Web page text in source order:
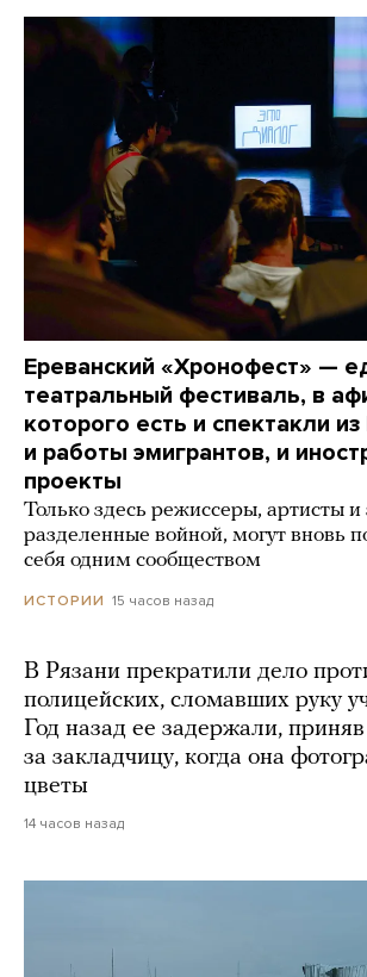
Ереванский «Хронофест» —
театральный фестиваль, в
которого есть и спектакли из
и работы эмигрантов, и
проекты
Только здесь режиссеры, артисты и
разделенные войной, могут вновь
себя одним сообществом
ИСТОРИИ 15 часов назад
В Рязани прекратили дело
полицейских, сломавших руку
Год назад ее задержали, приняв
за закладчицу, когда она
цветы
14 часов назад